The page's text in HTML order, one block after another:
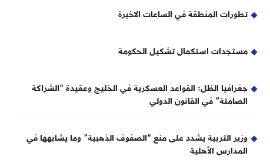
تطورات المنطقة في الساعات الاخيرة
مستجدات استكمال تشكيل الحكومة
جغرافيا الظل: القواعد العسكرية في الخليج وعقيدة “الشراكة
الصامتة” في القانون الدولي
وزير التربية يشدد على منع “الصفوف الذهبية” وما يشابهها في
المدارس الأهلية